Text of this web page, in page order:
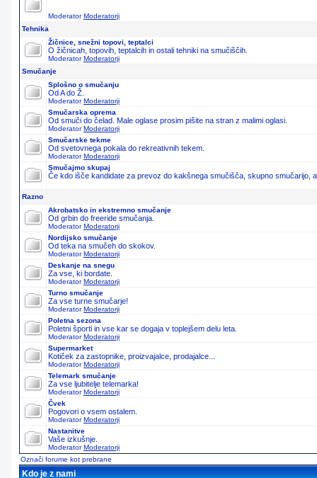
ModeratorModeratorji
Tehnika
Žičnice, snežni topovi, teptalci
O žičnicah, topovih, teptalcih in ostali tehniki na smučiščih.
ModeratorModeratorji
Smučanje
Splošno o smučanju
Od A do Ž.
ModeratorModeratorji
Smučarska oprema
Od smuči do čelad. Male oglase prosim pišite na stran z malimi oglasi.
ModeratorModeratorji
Smučarske tekme
Od svetovnega pokala do rekreativnih tekem.
ModeratorModeratorji
Smučajmo skupaj
Če kdo išče kandidate za prevoz do kakšnega smučišča, skupno smučarijo,
Razno
Akrobatsko in ekstremno smučanje
Od grbin do freeride smučanja.
ModeratorModeratorji
Nordijsko smučanje
Od teka na smučeh do skokov.
ModeratorModeratorji
Deskanje na snegu
Za vse, ki bordate.
ModeratorModeratorji
Turno smučanje
Za vse turne smučarje!
ModeratorModeratorji
Poletna sezona
Poletni športi in vse kar se dogaja v toplejšem delu leta.
ModeratorModeratorji
Supermarket
Kotiček za zastopnike, proizvajalce, prodajalce...
ModeratorModeratorji
Telemark smučanje
Za vse ljubitelje telemarka!
ModeratorModeratorji
Čvek
Pogovori o vsem ostalem.
ModeratorModeratorji
Nastanitve
Vaše izkušnje.
ModeratorModeratorji
Označi forume kot prebrane
Kdo je z nami